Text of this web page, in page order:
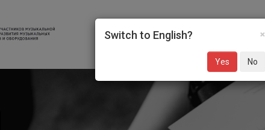
О НАС УЧАСТНИКИ
×
Switch to English?
Yes No